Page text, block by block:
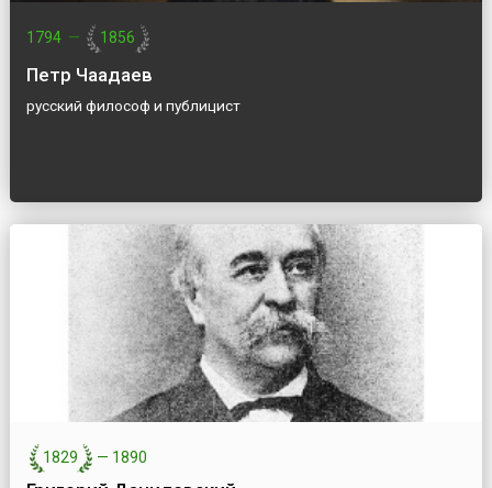
1794 — 1856
Петр Чаадаев
русский философ и публицист
1829 — 1890